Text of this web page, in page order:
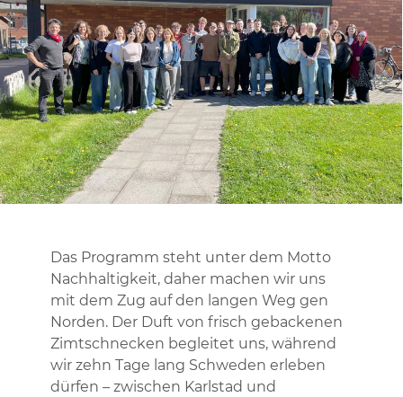
Das Programm steht unter dem Motto
Nachhaltigkeit, daher machen wir uns
mit dem Zug auf den langen Weg gen
Norden. Der Duft von frisch gebackenen
Zimtschnecken begleitet uns, während
wir zehn Tage lang Schweden erleben
dürfen – zwischen Karlstad und